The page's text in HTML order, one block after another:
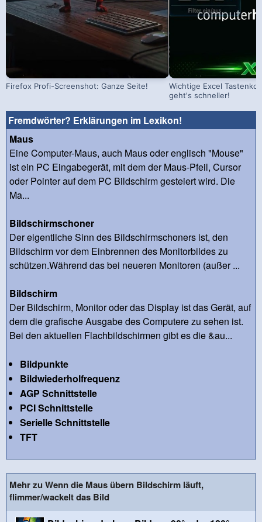
Firefox Profi-Screenshot: Ganze Seite!
Wichtige Excel
geht's schneller!
Fremdwörter? Erklärungen im Lexikon!
Maus
Eine Computer-Maus, auch Maus oder englisch "Mouse"
ist ein PC Eingabegerät, mit dem der Maus-Pfeil, Cursor
oder Pointer auf dem PC Bildschirm gesteiert wird. Die
Ma...
Bildschirmschoner
Der eigentliche Sinn des Bildschirmschoners ist, den
Bildschirm vor dem Einbrennen des Monitorbildes zu
schützen.Während das bei neueren Monitoren (außer ...
Bildschirm
Der Bildschirm, Monitor oder das Display ist das Gerät, auf
dem die grafische Ausgabe des Computere zu sehen ist.
Bei den aktuellen Flachbildschirmen gibt es die &au...
Bildpunkte
Bildwiederholfrequenz
AGP Schnittstelle
PCI Schnittstelle
Serielle Schnittstelle
TFT
Mehr zu Wenn die Maus übern Bildschirm läuft,
flimmer/wackelt das Bild